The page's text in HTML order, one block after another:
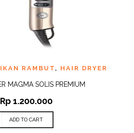
RAMBUT , HAIR DRYER
MAGMA SOLIS PREMIUM
Rp 1.200.000
ADD TO CART